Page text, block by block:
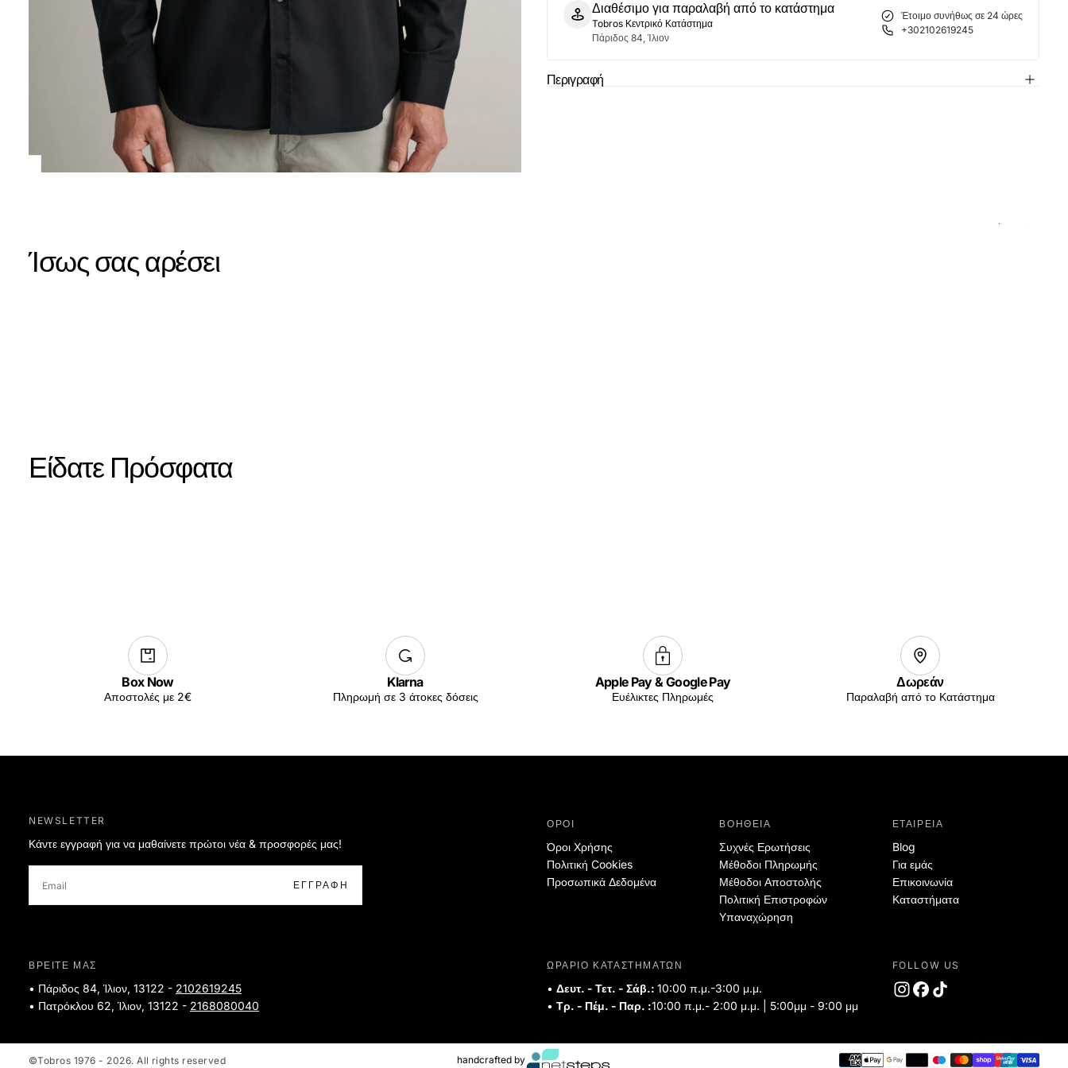
Διαθέσιμο για παραλαβή από το κατάστημα
Tobros Κεντρικό Κατάστημα
Πάριδος 84, Ίλιον
Έτοιμο συνήθως σε 24 ώρες
+302102619245
Περιγραφή
Ίσως σας αρέσει
Είδατε Πρόσφατα
Box Now
Αποστολές με 2€
Klarna
Πληρωμή σε 3 άτοκες δόσεις
Apple Pay & Google Pay
Ευέλικτες Πληρωμές
Δωρεάν
Παραλαβή από το Κατάστημα
NEWSLETTER
Κάντε εγγραφή για να μαθαίνετε πρώτοι νέα & προσφορές μας!
ΕΓΓΡΑΦΉ
ΟΡΟΙ
Όροι Χρήσης
Πολιτική Cookies
Προσωπικά Δεδομένα
ΒΟΗΘΕΙΑ
Συχνές Ερωτήσεις
Μέθοδοι Πληρωμής
Μέθοδοι Αποστολής
Πολιτική Επιστροφών
Υπαναχώρηση
ΕΤΑΙΡΕΙΑ
Blog
Για εμάς
Επικοινωνία
Καταστήματα
ΒΡΕΙΤΕ ΜΑΣ
• Πάριδος 84, Ίλιον, 13122 - 2102619245
• Πατρόκλου 62, Ίλιον, 13122 - 2168080040
ΩΡΑΡΙΟ ΚΑΤΑΣΤΗΜΑΤΩΝ
• Δευτ. - Τετ. - Σάβ.: 10:00 π.μ.-3:00 μ.μ.
• Τρ. - Πέμ. - Παρ. :10:00 π.μ.- 2:00 μ.μ. | 5:00μμ - 9:00 μμ
FOLLOW US
©Tobros 1976 - 2026. All rights reserved handcrafted by
Το καλάθι σας είναι